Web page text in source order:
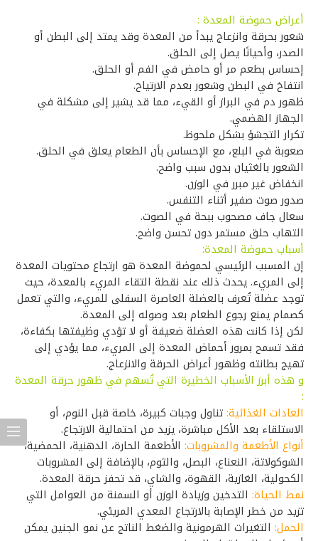
أعراض حموضة المعدة :
شعور بحرقة وانزعاج يبدأ من المعدة وقد يمتد إلى البطن أو
الصدر، وأحيانًا يصل إلى الحلق.
إحساس بطعم مر أو حامض في الفم أو الحلق.
انتفاخ في البطن وشعور بعدم الارتياح.
ظهور دم في البراز أو القيء، مما قد يشير إلى مشكلة في
الجهاز الهضمي.
تكرار التجشؤ بشكل ملحوظ.
صعوبة في البلع، مع الإحساس بأن الطعام يعلق في الحلق.
الشعور بالغثيان بدون سبب واضح.
انخفاض غير مبرر في الوزن.
صدور صوت صفير أثناء التنفس.
سعال جاف مصحوب ببحة في الصوت.
التهاب حلق مستمر دون تحسن واضح.
أسباب حموضة المعدة:
إن المسبب الرئيسي لحموضة المعدة هو ارتجاع محتويات المعدة
إلى المريء. يحدث ذلك عند نقطة التقاء المريء بالمعدة، حيث
توجد عضلة تُعرف بالعضلة العاصرة السفلى للمريء، والتي تعمل
كصمام يمنع رجوع الطعام بعد وصوله إلى المعدة.
لكن إذا كانت هذه العضلة ضعيفة أو لا تؤدي وظيفتها بكفاءة،
فقد تسمح بمرور أحماض المعدة إلى المريء، مما يؤدي إلى
تهيج بطانته وظهور أعراض الحرقة والانزعاج.
و هذه أبرز الأسباب الخطيرة التي تُسهم في ظهور حرقة المعدة
:
العادات الغذائية:تناول وجبات كبيرة، خاصة قبل النوم، أو
الاستلقاء بعد الأكل مباشرة، يزيد من احتمالية الارتجاع.
أنواع الأطعمة والمشروبات: الأطعمة الحارة، الدهنية، الحمضية،
الشوكولاتة، النعناع، البصل، والثوم، بالإضافة إلى المشروبات
الكحولية، الغازية، القهوة، والشاي، قد تحفز حرقة المعدة.
نمط الحياة: التدخين وزيادة الوزن أو السمنة من العوامل التي
تزيد من خطر الإصابة بالارتجاع المعدي المريئي.
الحمل: التغيرات الهرمونية والضغط الناتج عن نمو الجنين يمكن